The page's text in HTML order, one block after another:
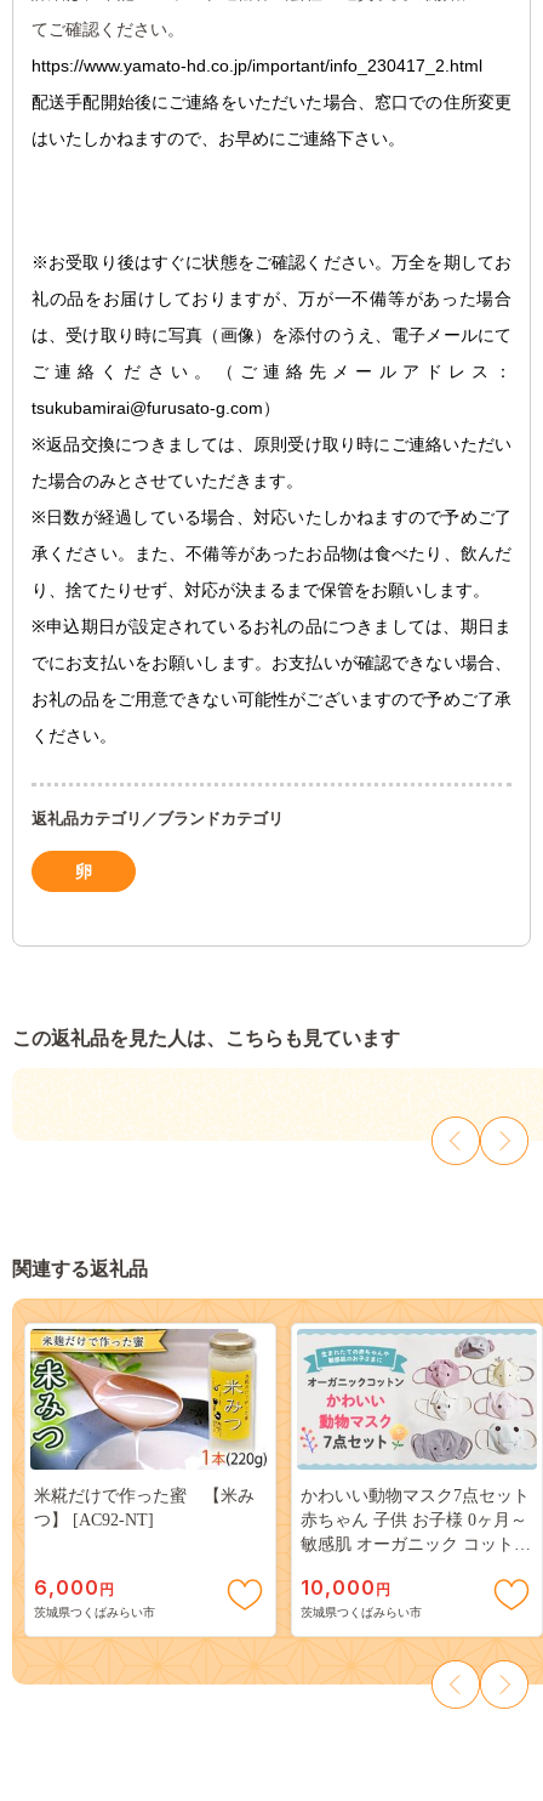
てご確認ください。
https://www.yamato-hd.co.jp/important/info_230417_2.html
配送手配開始後にご連絡をいただいた場合、窓口での住所変更
はいたしかねますので、お早めにご連絡下さい。
※お受取り後はすぐに状態をご確認ください。万全を期してお
礼の品をお届けしておりますが、万が一不備等があった場合
は、受け取り時に写真（画像）を添付のうえ、電子メールにて
ご連絡ください。
（ご連絡先メールアドレス：
tsukubamirai@furusato-g.com）
※返品交換につきましては、原則受け取り時にご連絡いただい
た場合のみとさせていただきます。
※日数が経過している場合、対応いたしかねますので予めご了
承ください。また、不備等があったお品物は食べたり、飲んだ
り、捨てたりせず、対応が決まるまで保管をお願いします。
※申込期日が設定されているお礼の品につきましては、期日ま
でにお支払いをお願いします。お支払いが確認できない場合、
お礼の品をご用意できない可能性がございますので予めご了承
ください。
返礼品カテゴリ／ブランドカテゴリ
卵
この返礼品を見た人は、こちらも見ています
関連する返礼品
米糀だけで作った蜜 【米み
つ】 [AC92-NT]
6,000 円
茨城県つくばみらい市
かわいい動物マスク7点セット
赤ちゃん 子供 お子様 0ヶ月～
敏感肌 オーガニック コットン
け プレゼント [CM15-NT]
10,000 円
茨城県つくばみらい市